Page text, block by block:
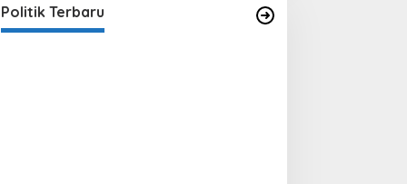
Politik Terbaru
In Berita, Politik |